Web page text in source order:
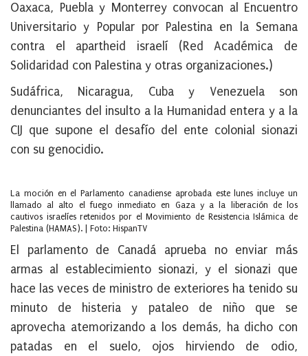
Oaxaca, Puebla y Monterrey convocan al Encuentro
Universitario y Popular por Palestina en la Semana
contra el apartheid israelí (Red Académica de
Solidaridad con Palestina y otras organizaciones.)
Sudáfrica, Nicaragua, Cuba y Venezuela son
denunciantes del insulto a la Humanidad entera y a la
CIJ que supone el desafío del ente colonial sionazi
con su genocidio.
La moción en el Parlamento canadiense aprobada este lunes incluye un
llamado al alto el fuego inmediato en Gaza y a la liberación de los
cautivos israelíes retenidos por el Movimiento de Resistencia Islámica de
Palestina (HAMAS). | Foto: HispanTV
El parlamento de Canadá aprueba no enviar más
armas al establecimiento sionazi, y el sionazi que
hace las veces de ministro de exteriores ha tenido su
minuto de histeria y pataleo de niño que se
aprovecha atemorizando a los demás, ha dicho con
patadas en el suelo, ojos hirviendo de odio,